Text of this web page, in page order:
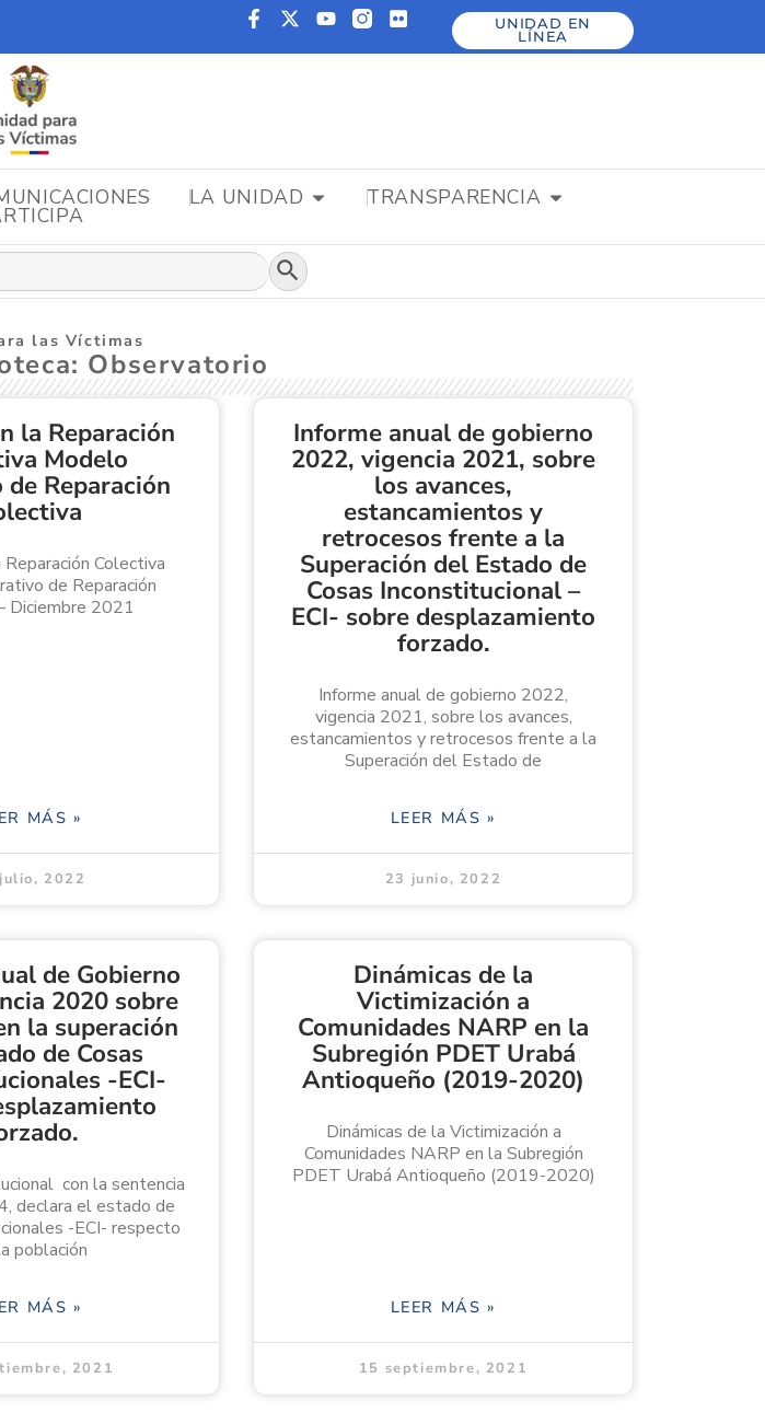
UNIDAD EN
LÍNEA
LA UNIDAD TRANSPARENCIA
Botón de búsqueda
las Víctimas
Observatorio
la Reparación
Modelo
Reparación
Colectiva
de Reparación
Diciembre 2021
MÁS »
2022
Informe anual de gobierno
2022, vigencia 2021, sobre
los avances,
estancamientos y
retrocesos frente a la
Superación del Estado de
Cosas Inconstitucional –
ECI- sobre desplazamiento
forzado.
Informe anual de gobierno 2022,
vigencia 2021, sobre los avances,
estancamientos y retrocesos frente a la
Superación del Estado de
LEER MÁS »
23 junio, 2022
de Gobierno
2020 sobre
la superación
de Cosas
-ECI-
con la sentencia
declara el estado de
-ECI- respecto
población
MÁS »
2021
Dinámicas de la
Victimización a
Comunidades NARP en la
Subregión PDET Urabá
Antioqueño (2019-2020)
Dinámicas de la Victimización a
Comunidades NARP en la Subregión
PDET Urabá Antioqueño (2019-2020)
LEER MÁS »
15 septiembre, 2021